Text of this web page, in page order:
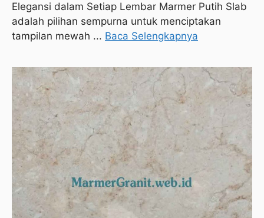
Elegansi dalam Setiap Lembar Marmer Putih Slab
adalah pilihan sempurna untuk menciptakan
tampilan mewah ... Baca Selengkapnya